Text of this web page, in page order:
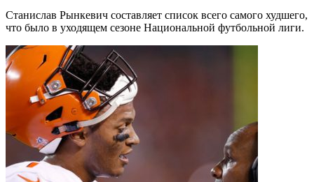
Станислав Рынкевич составляет список всего самого худшего,
что было в уходящем сезоне Национальной футбольной лиги.